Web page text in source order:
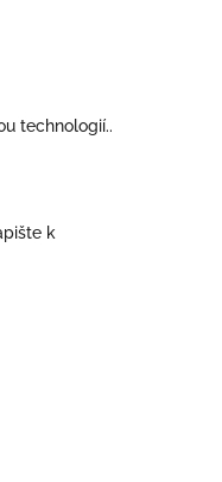
technologií..
k